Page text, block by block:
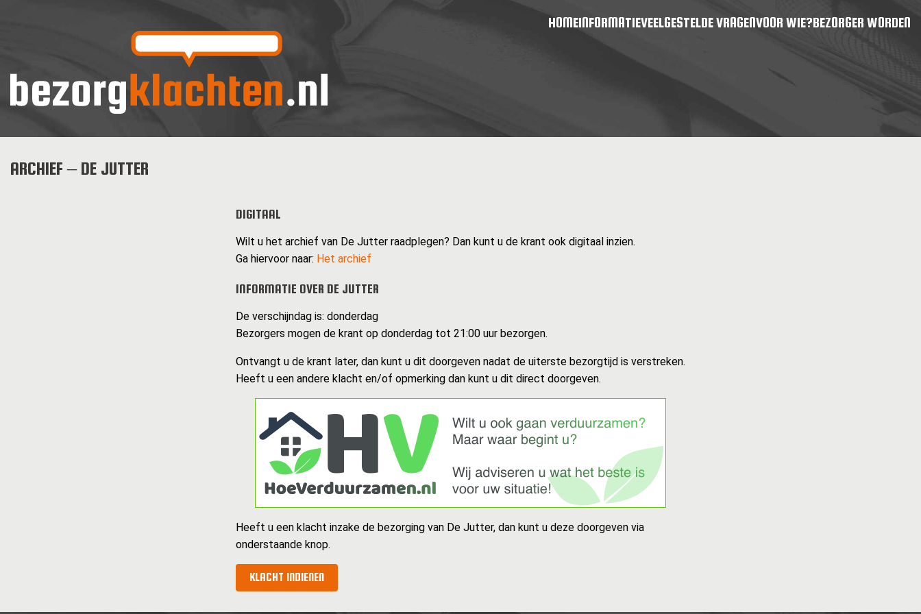
HOMEINFORMATIEVEELGESTELDE VRAGENVOOR WIE?BEZORGER WORDEN
ARCHIEF – DE JUTTER
DIGITAAL
Wilt u het archief van De Jutter raadplegen? Dan kunt u de krant ook digitaal inzien.
Ga hiervoor naar: Het archief
INFORMATIE OVER DE JUTTER
De verschijndag is: donderdag
Bezorgers mogen de krant op donderdag tot 21:00 uur bezorgen.
Ontvangt u de krant later, dan kunt u dit doorgeven nadat de uiterste bezorgtijd is verstreken.
Heeft u een andere klacht en/of opmerking dan kunt u dit direct doorgeven.
Heeft u een klacht inzake de bezorging van De Jutter, dan kunt u deze doorgeven via
onderstaande knop.
KLACHT INDIENEN